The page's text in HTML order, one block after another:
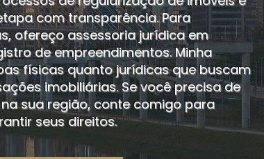
com transparência. Para
ofereço assessoria jurídica em
de empreendimentos. Minha
físicas quanto jurídicas que buscam
imobiliárias. Se você precisa de
sua região, conte comigo para
seus direitos.